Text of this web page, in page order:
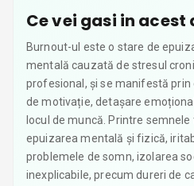
Ce vei gasi in
Burnout-ul este o stare de
mentală cauzată de stresul
profesional, și se manifestă
de motivație, detașare
locul de muncă. Printre
epuizarea mentală și fizică,
problemele de somn, izolarea
inexplicabile, precum dureri de